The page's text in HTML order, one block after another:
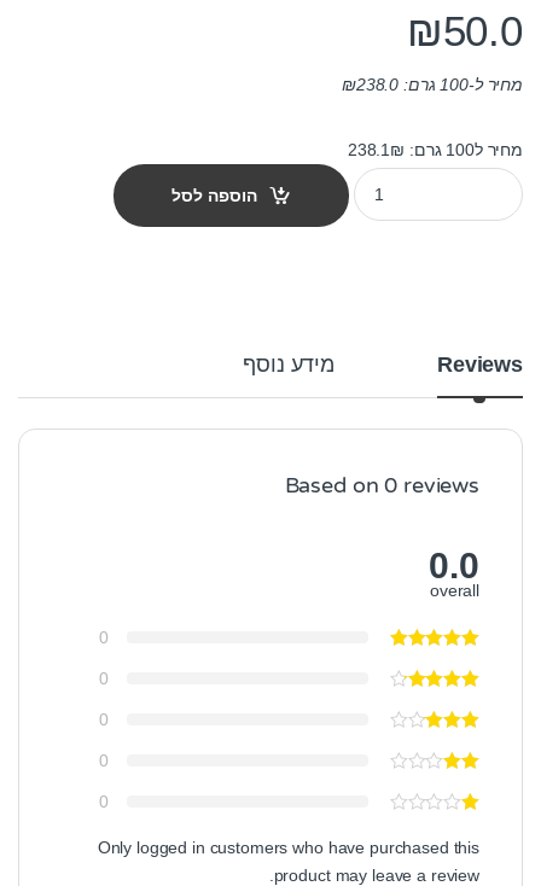
₪50.0
מחיר ל-100 גרם: ₪238.0
מחיר ל100 גרם: 238.1₪
מזון לדגים קטנים jbl נובו גופי 100 מ"ל quantity
הוספה לסל
Reviews מידע נוסף
Based on 0 reviews
0.0
overall
0
0
0
0
0
Only logged in customers who have purchased this
product may leave a review.